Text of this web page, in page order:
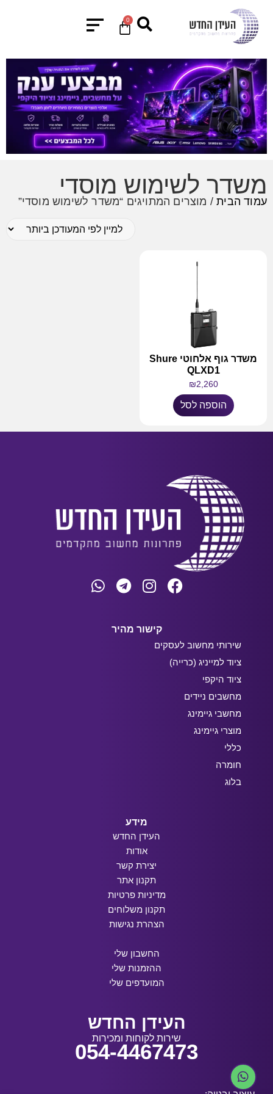
0
משדר לשימוש מוסדי
עמוד הבית/ מוצרים המתויגים “משדר לשימוש מוסדי”
משדר גוף אלחוטי Shure
QLXD1
₪2,260
הוספה לסל
קישור מהיר
שירותי מחשוב לעסקים
ציוד למייניג (כרייה)
ציוד היקפי
מחשבים ניידים
מחשבי גיימינג
מוצרי גיימינג
כללי
חומרה
בלוג
מידע
העידן החדש
אודות
יצירת קשר
תקנון אתר
מדיניות פרטיות
תקנון משלוחים
הצהרת נגישות
החשבון שלי
ההזמנות שלי
המועדפים שלי
העידן החדש
שירות לקוחות ומכירות
054-4467473